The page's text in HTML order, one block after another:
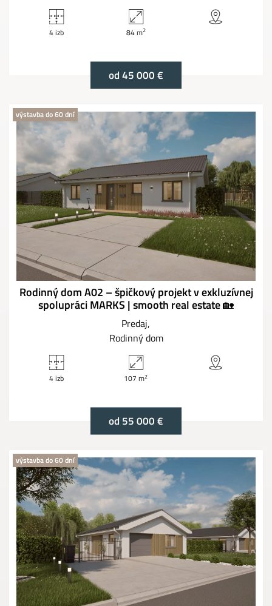
4 izb 84 m2
od 45 000 €
výstavba do 60 dní
Rodinný dom A02 – špičkový projekt v exkluzívnej
spolupráci MARKS | smooth real estate 🏡
Predaj
Rodinný dom
4 izb 107 m2
od 55 000 €
výstavba do 60 dní